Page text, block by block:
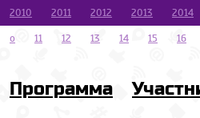
2010 2011 2012 2013
2014
o
11 12 13 14 15 16
Программа